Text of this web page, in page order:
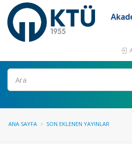
Ara
ANA SAYFA SON EKLENEN YAYINLAR